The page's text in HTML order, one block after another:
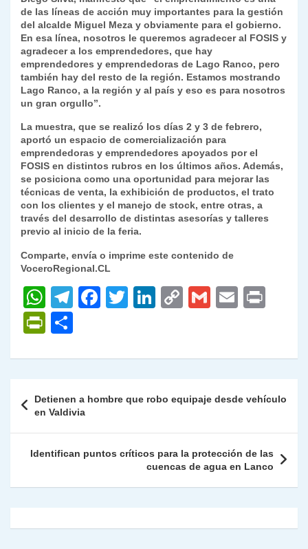
de las líneas de acción muy importantes para la gestión
del alcalde Miguel Meza y obviamente para el gobierno.
En esa línea, nosotros le queremos agradecer al FOSIS y
agradecer a los emprendedores, que hay
emprendedores y emprendedoras de Lago Ranco, pero
también hay del resto de la región. Estamos mostrando
Lago Ranco, a la región y al país y eso es para nosotros
un gran orgullo”.
La muestra, que se realizó los días 2 y 3 de febrero,
aportó un espacio de comercialización para
emprendedoras y emprendedores apoyados por el
FOSIS en distintos rubros en los últimos años. Además,
se posiciona como una oportunidad para mejorar las
técnicas de venta, la exhibición de productos, el trato
con los clientes y el manejo de stock, entre otras, a
través del desarrollo de distintas asesorías y talleres
previo al inicio de la feria.
Comparte, envía o imprime este contenido de
VoceroRegional.CL
W
h
at
s
p
p
T
gr
m
F
e
o
o
k
T
er
Li
e
n
C
y
n
k
G
l
E
l
P
nt
Fr
ie
n
dl
m
ar
tir
de
entradas
Detienen a hombre que robo equipaje desde vehículo
en Valdivia
Identifican puntos críticos para la protección de las
cuencas de agua en Lanco